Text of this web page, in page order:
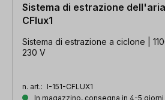
Sistema di estrazione
CFlux1
Sistema di estrazione a ciclone |
230 V
n. art.: I-151-CFLUX1
In magazzino, consegna in 4-5